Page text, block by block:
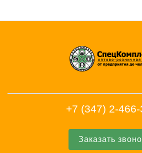
+7 (347) 2-
Заказать